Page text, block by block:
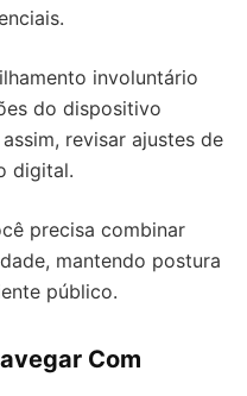
involuntário
do dispositivo
revisar ajustes de
digital.
precisa combinar
mantendo postura
público.
Com